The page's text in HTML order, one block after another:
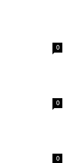
0
0
0